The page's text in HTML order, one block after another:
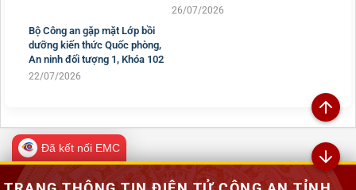
26/07/2026
Bộ Công an gặp mặt Lớp bồi
dưỡng kiến thức Quốc phòng,
An ninh đối tượng 1, Khóa 102
22/07/2026
Đã kết nối EMC